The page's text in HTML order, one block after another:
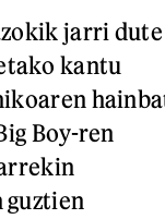
jarri dute
kantu
Boy-ren
guztien